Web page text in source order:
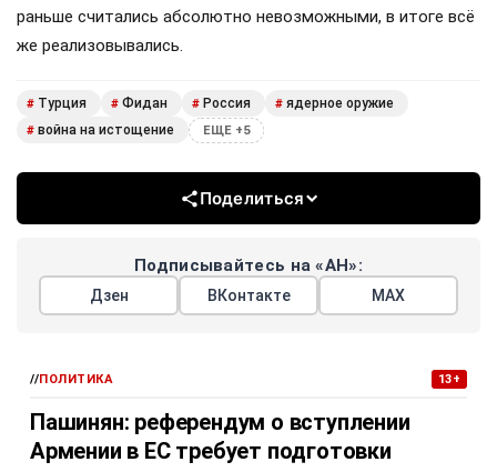
раньше считались абсолютно невозможными, в итоге всё
же реализовывались.
# Турция # Фидан # Россия # ядерное оружие
# война на истощение ЕЩЕ +5
Поделиться
Подписывайтесь на «АН»:
Дзен ВКонтакте МАХ
//ПОЛИТИКА 13+
Пашинян: референдум о вступлении
Армении в ЕС требует подготовки